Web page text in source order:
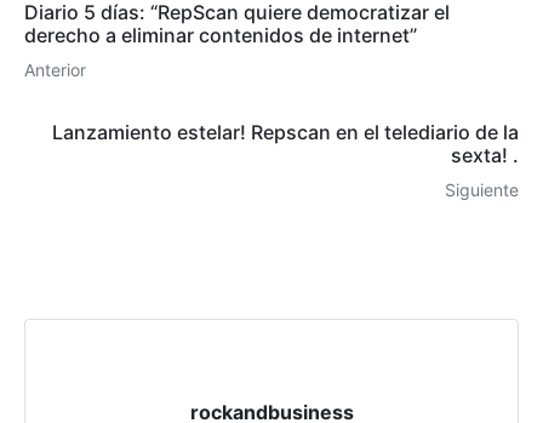
Diario 5 días: “RepScan quiere democratizar el
derecho a eliminar contenidos de internet”
Anterior
Lanzamiento estelar! Repscan en el telediario de la
sexta! .
Siguiente
rockandbusiness